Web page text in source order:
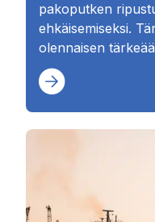
pakoputken
ehkäisemiseksi.
olennaisen